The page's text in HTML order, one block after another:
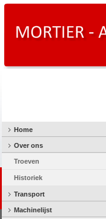
Home
Over ons
Troeven
Historiek
Transport
Machinelijst